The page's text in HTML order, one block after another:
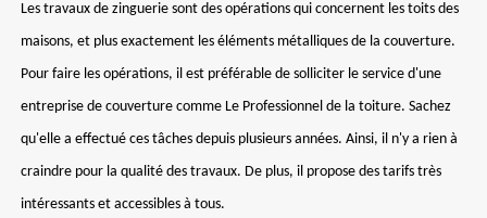
Les travaux de zinguerie sont des opérations qui concernent les toits des
maisons, et plus exactement les éléments métalliques de la couverture.
Pour faire les opérations, il est préférable de solliciter le service d'une
entreprise de couverture comme Le Professionnel de la toiture. Sachez
qu'elle a effectué ces tâches depuis plusieurs années. Ainsi, il n'y a rien à
craindre pour la qualité des travaux. De plus, il propose des tarifs très
intéressants et accessibles à tous.